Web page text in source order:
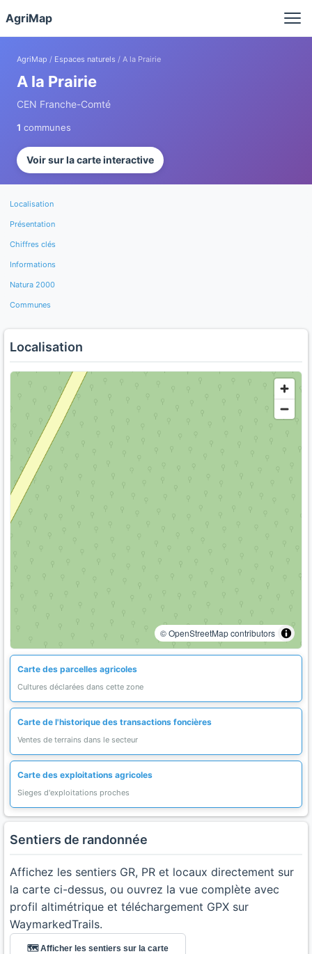
AgriMap
AgriMap / Espaces naturels / A la Prairie
A la Prairie
CEN Franche-Comté
1 communes
Voir sur la carte interactive
Localisation
Présentation
Chiffres clés
Informations
Natura 2000
Communes
Localisation
© OpenStreetMap contributors
Carte des parcelles agricoles
Cultures déclarées dans cette zone
Carte de l'historique des transactions foncières
Ventes de terrains dans le secteur
Carte des exploitations agricoles
Sieges d'exploitations proches
Sentiers de randonnée
Affichez les sentiers GR, PR et locaux directement sur
la carte ci-dessus, ou ouvrez la vue complète avec
profil altimétrique et téléchargement GPX sur
WaymarkedTrails.
🗺️ Afficher les sentiers sur la carte